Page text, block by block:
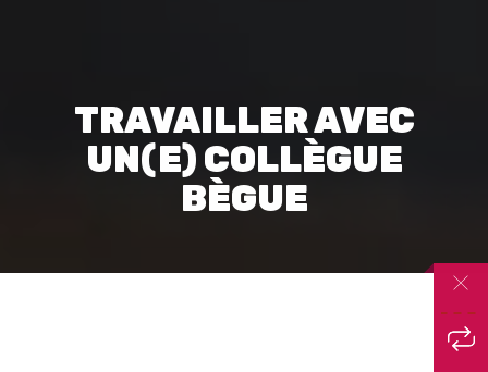
TRAVAILLER AVEC
UN(E) COLLÈGUE
BÈGUE